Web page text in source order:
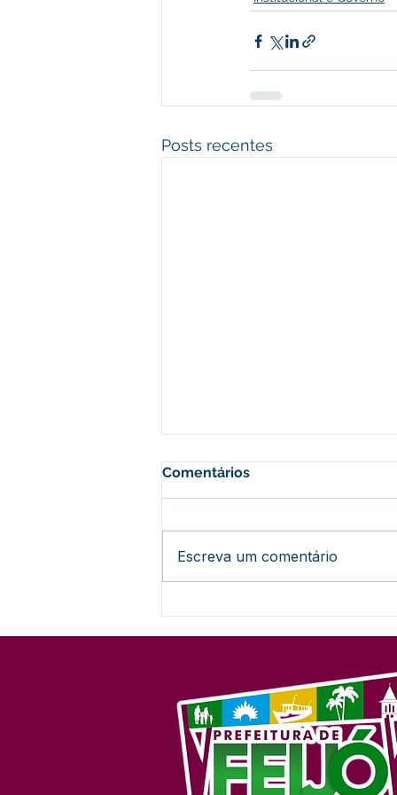
Posts recentes
Comentários
Escreva um comentário